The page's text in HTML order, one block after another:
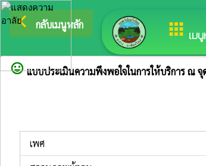
apps เม
arrow_back_ios กลับเมนูหลัก
sentiment_very_satisfiedแบบประเมินความพึงพอใจในการให้บริการ ณ
เพศ